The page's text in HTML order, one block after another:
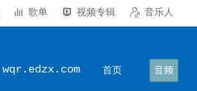
 歌单  视频专辑  音乐人
wqr.edzx.com 首页 音频